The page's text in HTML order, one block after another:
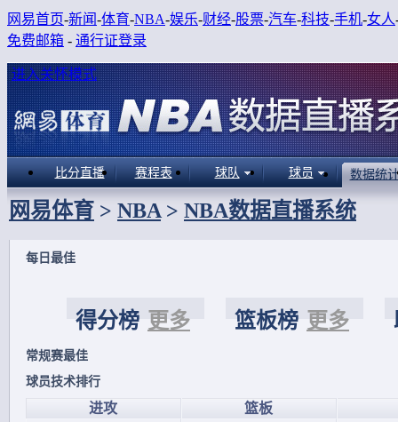
网易首页-新闻-体育-NBA-娱乐-财经-股票-汽车-科技-手机-女人
免费邮箱 - 通行证登录
进入关怀模式
比分直播 赛程表 球队 球员 数据统
网易体育 > NBA > NBA数据直播系统
每日最佳
得分榜 更多 篮板榜 更多
常规赛最佳
球员技术排行
进攻
篮板